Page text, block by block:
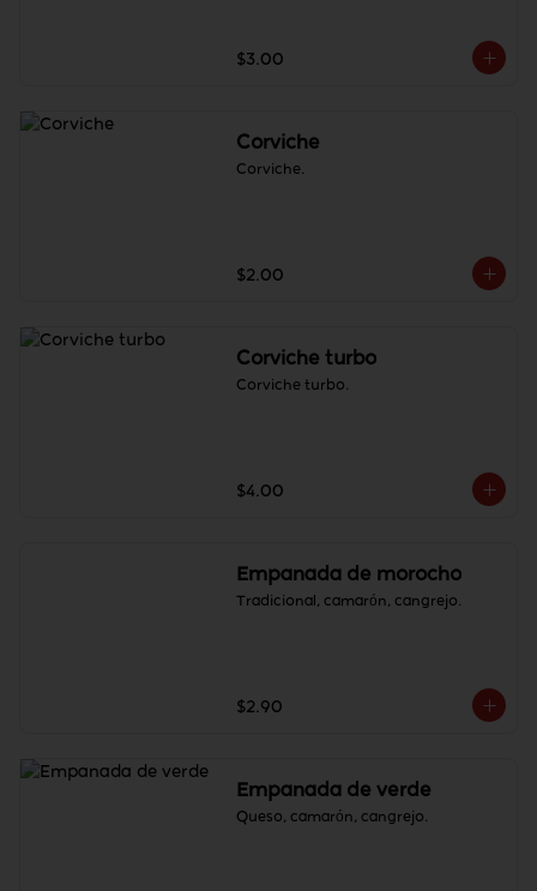
$3.00
Corviche
Corviche.
$2.00
Corviche turbo
Corviche turbo.
$4.00
Empanada de morocho
Tradicional, camarón, cangrejo.
$2.90
Empanada de verde
Queso, camarón, cangrejo.